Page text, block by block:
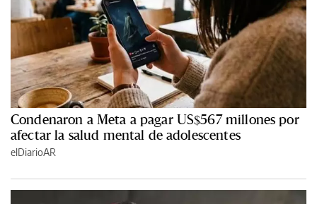
Condenaron a Meta a pagar US$567 millones por
afectar la salud mental de adolescentes
elDiarioAR